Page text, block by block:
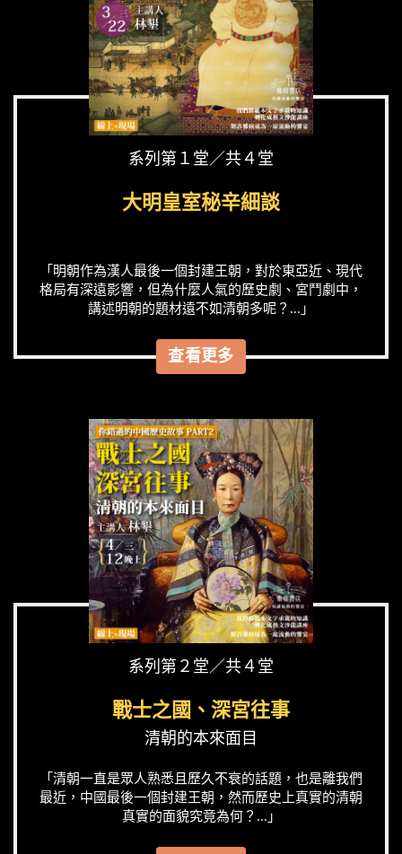
系列第１堂／共４堂
大明皇室秘辛細談
「明朝作為漢人最後一個封建王朝，對於東亞近、現代
格局有深遠影響，但為什麼人氣的歷史劇、宮鬥劇中，
講述明朝的題材遠不如清朝多呢？...」
查看更多
系列第２堂／共４堂
戰士之國、深宮往事
清朝的本來面目
「清朝一直是眾人熟悉且歷久不衰的話題，也是離我們
最近，中國最後一個封建王朝，然而歷史上真實的清朝
真實的面貌究竟為何？...」